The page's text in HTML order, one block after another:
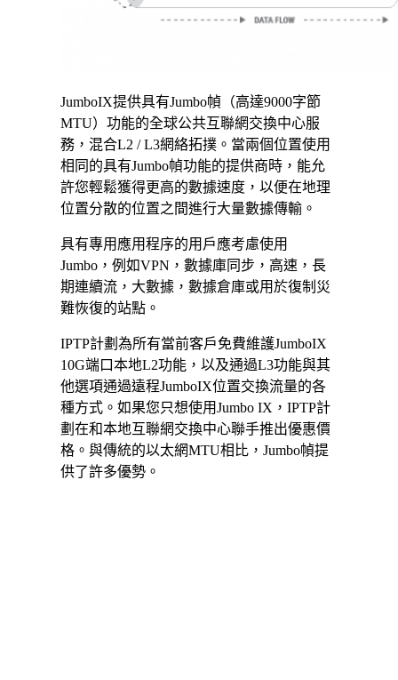
JumboIX提供具有Jumbo幀（高達9000字節
MTU）功能的全球公共互聯網交換中心服
務，混合L2 / L3網絡拓撲。當兩個位置使用
相同的具有Jumbo幀功能的提供商時，能允
許您輕鬆獲得更高的數據速度，以便在地理
位置分散的位置之間進行大量數據傳輸。
具有專用應用程序的用戶應考慮使用
Jumbo，例如VPN，數據庫同步，高速，長
期連續流，大數據，數據倉庫或用於復制災
難恢復的站點。
IPTP計劃為所有當前客戶免費維護JumboIX
10G端口本地L2功能，以及通過L3功能與其
他選項通過遠程JumboIX位置交換流量的各
種方式。如果您只想使用Jumbo IX，IPTP計
劃在和本地互聯網交換中心聯手推出優惠價
格。與傳統的以太網MTU相比，Jumbo幀提
供了許多優勢。